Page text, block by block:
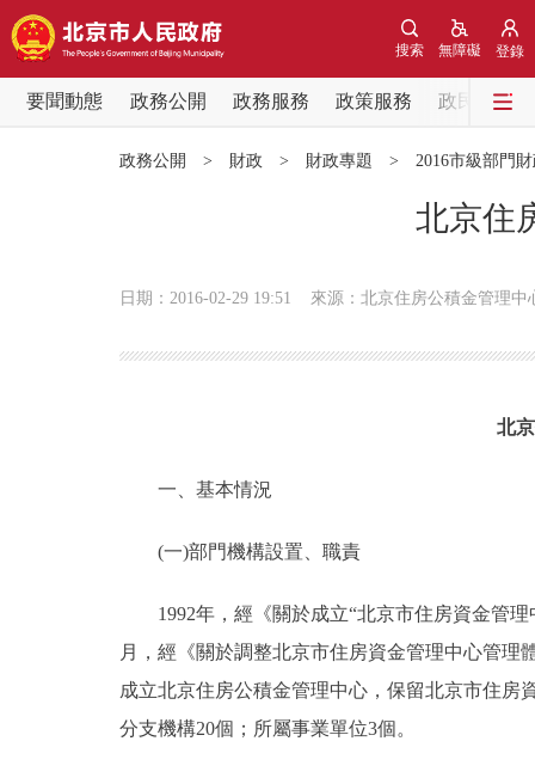
登錄
無障礙
搜索
要聞動態 政務公開 政務服務 政策服務
政民互動
政務服務
個人服務
政務公開 > 財政 > 財政專題 > 2016市級部門
北京住
日期：2016-02-29 19:51 來源：北京住房公積金管理中
北
一、基本情況
(一)部門機構設置、職責
1992年，經《關於成立“北京市住房資金管理
月，經《關於調整北京市住房資金管理中心管理
成立北京住房公積金管理中心，保留北京市住房
分支機構20個；所屬事業單位3個。